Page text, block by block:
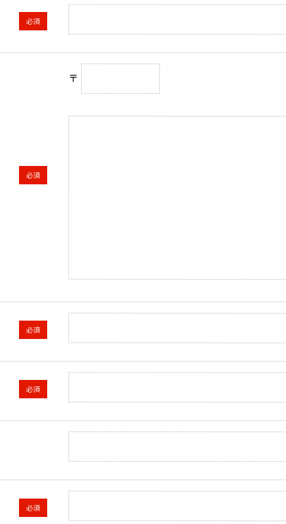
必須
必須
〒
必須
必須
必須